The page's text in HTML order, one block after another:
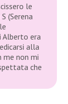
le
(Serena
Alberto era
alla
me non mi
che